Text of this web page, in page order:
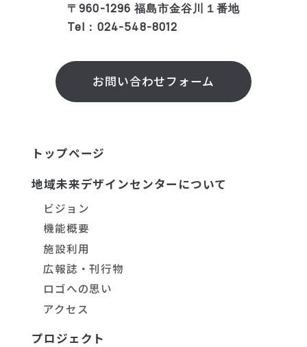
〒960-1296 福島市金谷川１番地
Tel：024-548-8012
お問い合わせフォーム
トップページ
地域未来デザインセンターについて
ビジョン
機能概要
施設利用
広報誌・刊行物
ロゴへの思い
アクセス
プロジェクト